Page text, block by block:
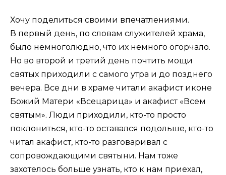
Хочу поделиться своими впечатлениями.
В первый день, по словам служителей храма,
было немноголюдно, что их немного огорчало.
Но во второй и третий день почтить мощи
святых приходили с самого утра и до позднего
вечера. Все дни в храме читали акафист иконе
Божий Матери «Всецарица» и акафист «Всем
святым». Люди приходили, кто-то просто
поклониться, кто-то оставался подольше, кто-то
читал акафист, кто-то разговаривал с
сопровождающими святыни. Нам тоже
захотелось больше узнать, кто к нам приехал,